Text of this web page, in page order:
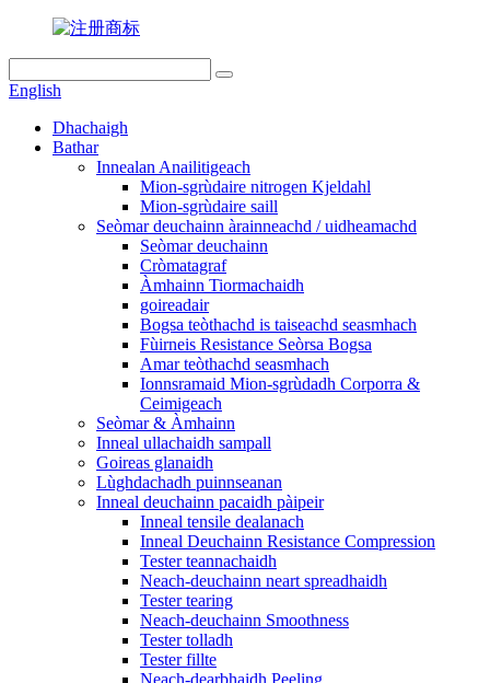
English
Dhachaigh
Bathar
Innealan Anailitigeach
Mion-sgrùdaire nitrogen Kjeldahl
Mion-sgrùdaire saill
Seòmar deuchainn àrainneachd / uidheamachd
Seòmar deuchainn
Cròmatagraf
Àmhainn Tiormachaidh
goireadair
Bogsa teòthachd is taiseachd seasmhach
Fùirneis Resistance Seòrsa Bogsa
Amar teòthachd seasmhach
Ionnsramaid Mion-sgrùdadh Corporra &
Ceimigeach
Seòmar & Àmhainn
Inneal ullachaidh sampall
Goireas glanaidh
Lùghdachadh puinnseanan
Inneal deuchainn pacaidh pàipeir
Inneal tensile dealanach
Inneal Deuchainn Resistance Compression
Tester teannachaidh
Neach-deuchainn neart spreadhaidh
Tester tearing
Neach-deuchainn Smoothness
Tester tolladh
Tester fillte
Neach-dearbhaidh Peeling